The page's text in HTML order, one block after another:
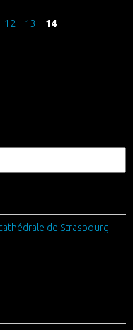
12 13 14
de Strasbourg